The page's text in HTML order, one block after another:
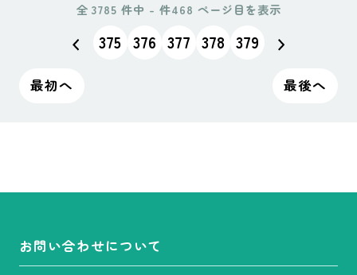
全 3785 件中 - 件468 ページ目を表示
最初へ
375 376 377 378 379
最後へ
お問い合わせについて